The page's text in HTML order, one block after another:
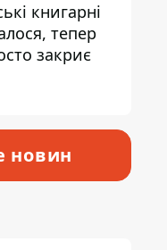
книгарні
тепер
закриє
новин